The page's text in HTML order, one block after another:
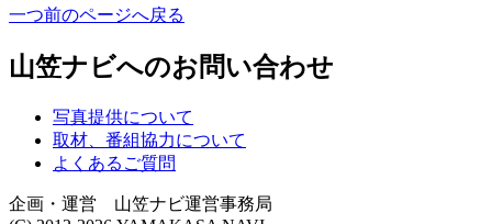
一つ前のページへ戻る
山笠ナビへのお問い合わせ
写真提供について
取材、番組協力について
よくあるご質問
企画・運営 山笠ナビ運営事務局